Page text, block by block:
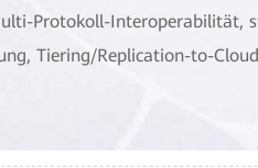
Protokoll-Interoperabilität,
Tiering/Replication-to-